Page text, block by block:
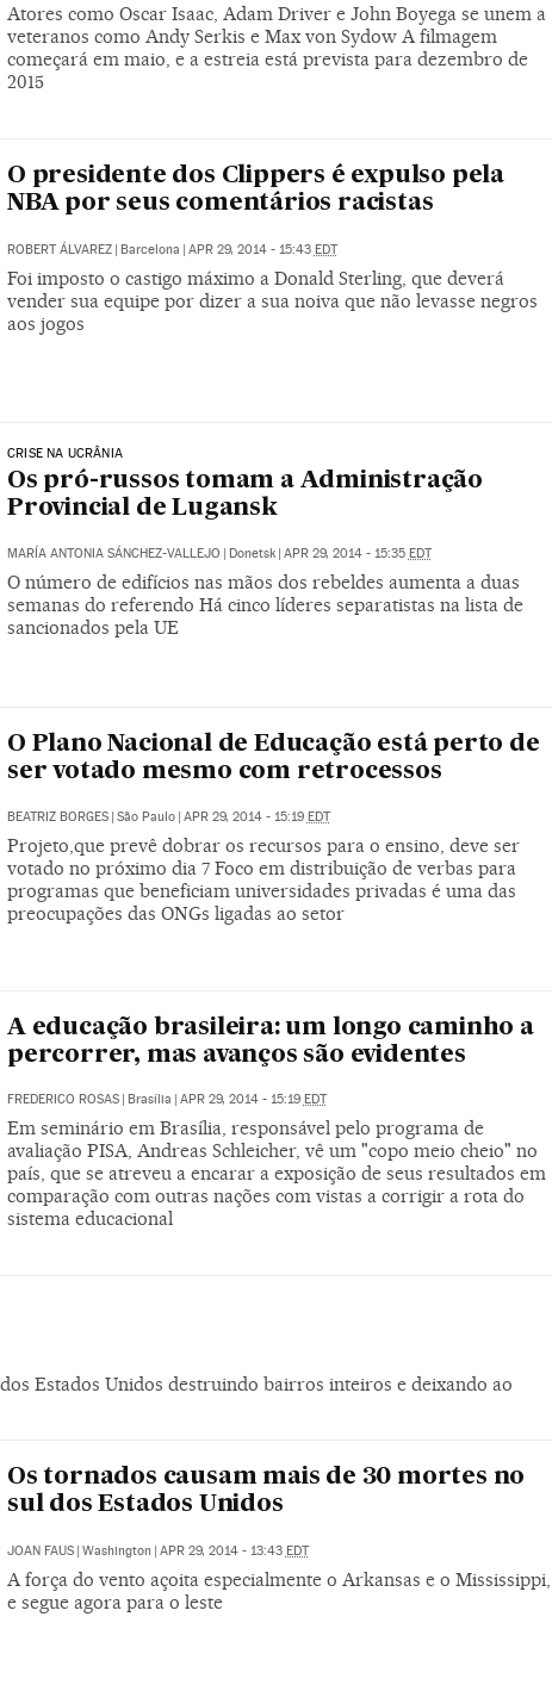
Atores como Oscar Isaac, Adam Driver e John Boyega se unem a
veteranos como Andy Serkis e Max von Sydow A filmagem
começará em maio, e a estreia está prevista para dezembro de
2015
O presidente dos Clippers é expulso pela
NBA por seus comentários racistas
ROBERT ÁLVAREZ | Barcelona | APR 29, 2014 - 15:43 EDT
Foi imposto o castigo máximo a Donald Sterling, que deverá
vender sua equipe por dizer a sua noiva que não levasse negros
aos jogos
CRISE NA UCRÂNIA
Os pró-russos tomam a Administração
Provincial de Lugansk
MARÍA ANTONIA SÁNCHEZ-VALLEJO Donetsk APR 29, 2014 - 15:35 EDT
O número de edifícios nas mãos dos rebeldes aumenta a duas
semanas do referendo Há cinco líderes separatistas na lista de
sancionados pela UE
O Plano Nacional de Educação está perto de
ser votado mesmo com retrocessos
BEATRIZ BORGES | São Paulo | APR 29, 2014 - 15:19 EDT
Projeto,que prevê dobrar os recursos para o ensino, deve ser
votado no próximo dia 7 Foco em distribuição de verbas para
programas que beneficiam universidades privadas é uma das
preocupações das ONGs ligadas ao setor
A educação brasileira: um longo caminho a
percorrer, mas avanços são evidentes
FREDERICO ROSAS Brasília APR 29, 2014 - 15:19 EDT
Em seminário em Brasília, responsável pelo programa de
avaliação PISA, Andreas Schleicher, vê um "copo meio cheio" no
país, que se atreveu a encarar a exposição de seus resultados em
comparação com outras nações com vistas a corrigir a rota do
sistema educacional
Estados Unidos destruindo bairros inteiros e deixando ao
Os tornados causam mais de 30 mortes no
sul dos Estados Unidos
JOAN FAUS Washington APR 29, 2014 - 13:43 EDT
A força do vento açoita especialmente o Arkansas e o Mississippi,
e segue agora para o leste